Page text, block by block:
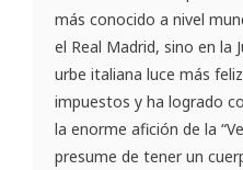
más conocido a nivel
el Real Madrid, sino en la
urbe italiana luce más
impuestos y ha logrado
la enorme afición de la
presume de tener un